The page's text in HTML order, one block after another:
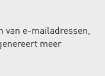
van e-mailadressen,
meer